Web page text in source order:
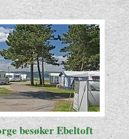
besøker Ebeltoft